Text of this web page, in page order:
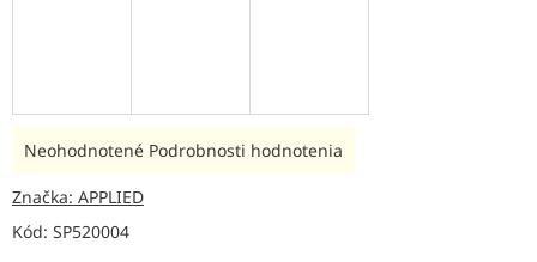
Kód: SP520004
Priemerné
produktu
0,0
Neohodnotené Podrobnosti hodnotenia
Značka: APPLIED